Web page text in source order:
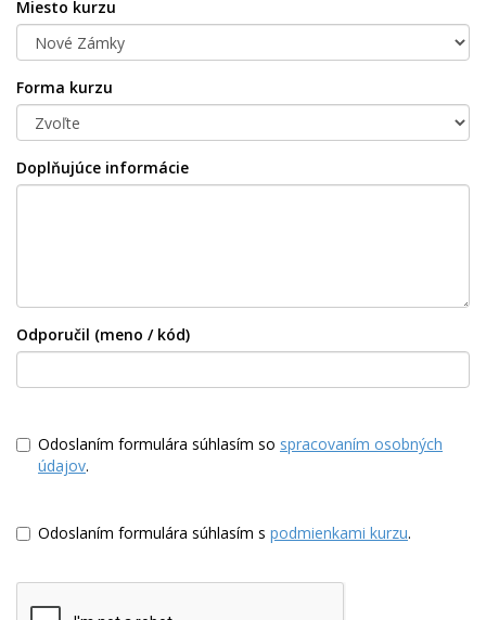
Miesto kurzu
Forma kurzu
Doplňujúce informácie
Odporučil (meno / kód)
Odoslaním formulára súhlasím so spracovaním osobných
údajov.
Odoslaním formulára súhlasím s podmienkami kurzu.